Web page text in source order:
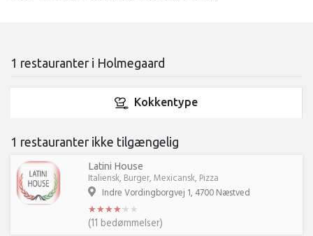
1 restauranter i Holmegaard
Kokkentype
1 restauranter ikke tilgængelig
Latini House
Italiensk, Burger, Mexicansk, Pizza
Indre Vordingborgvej 1, 4700 Næstved
★★★★★ ★
★★★★★ ★
(11 bedømmelser)